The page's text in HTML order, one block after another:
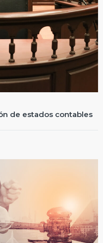
de estados contables